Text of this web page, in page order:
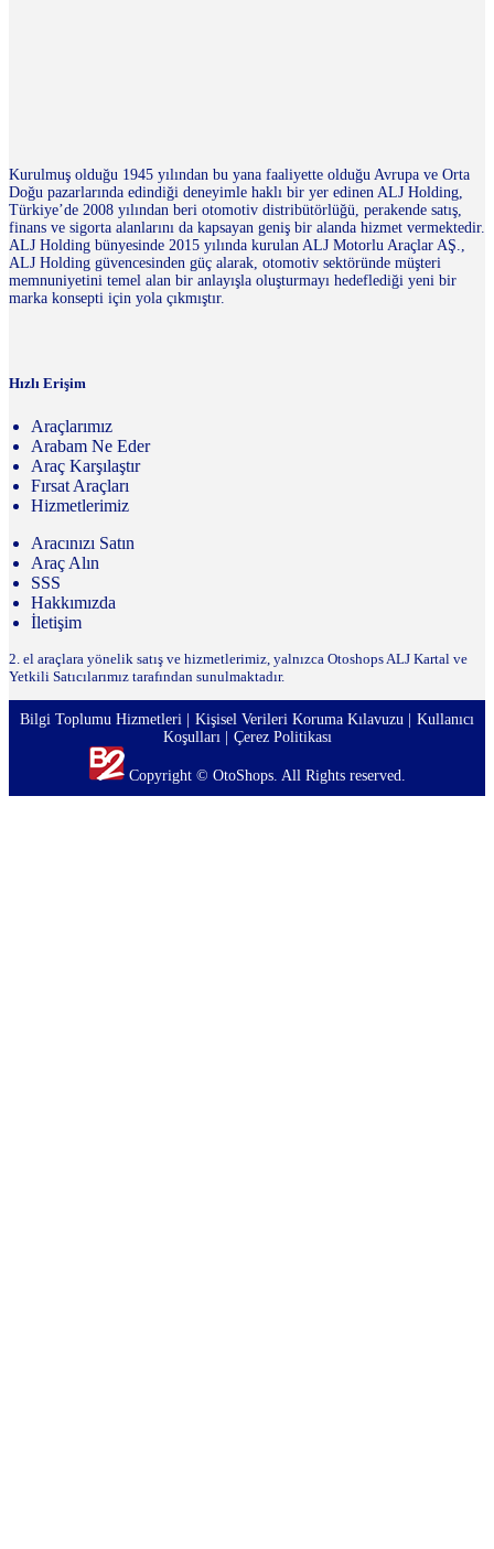
Kurulmuş olduğu 1945 yılından bu yana faaliyette olduğu Avrupa ve Orta
Doğu pazarlarında edindiği deneyimle haklı bir yer edinen ALJ Holding,
Türkiye’de 2008 yılından beri otomotiv distribütörlüğü, perakende satış,
finans ve sigorta alanlarını da kapsayan geniş bir alanda hizmet vermektedir.
ALJ Holding bünyesinde 2015 yılında kurulan ALJ Motorlu Araçlar AŞ.,
ALJ Holding güvencesinden güç alarak, otomotiv sektöründe müşteri
memnuniyetini temel alan bir anlayışla oluşturmayı hedeflediği yeni bir
marka konsepti için yola çıkmıştır.
Hızlı Erişim
Araçlarımız
Arabam Ne Eder
Araç Karşılaştır
Fırsat Araçları
Hizmetlerimiz
Aracınızı Satın
Araç Alın
SSS
Hakkımızda
İletişim
2. el araçlara yönelik satış ve hizmetlerimiz, yalnızca Otoshops ALJ Kartal ve
Yetkili Satıcılarımız tarafından sunulmaktadır.
Copyright © OtoShops. All Rights reserved.
Bilgi Toplumu Hizmetleri Kişisel Verileri Koruma Kılavuzu
Kullanıcı
Koşulları
Çerez Politikası